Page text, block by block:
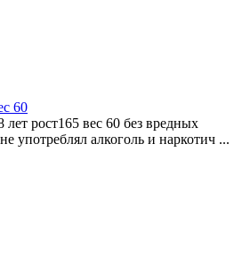
60
лет рост165 вес 60 без вредных
употреблял алкоголь и наркотич ...